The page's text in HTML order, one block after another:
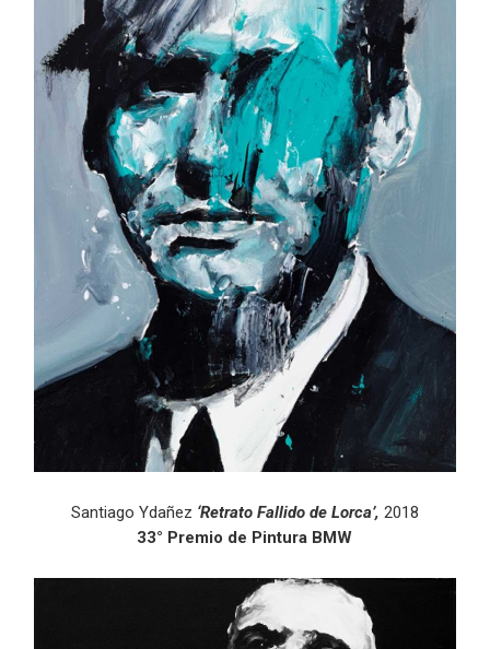
Santiago Ydañez ‘Retrato Fallido de Lorca’, 2018
33° Premio de Pintura BMW